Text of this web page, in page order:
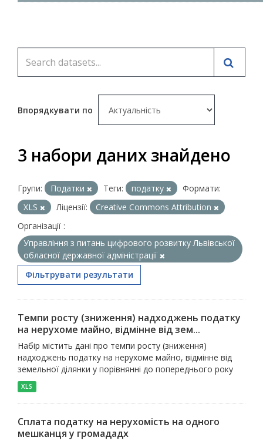
Впорядкувати по
3 набори даних знайдено
Групи: Податки Теги: податку
Формати:
XLS
Ліцензії:
Creative Commons Attribution
Організації :
Управління з питань цифрового розвитку Львівської
обласної державної адміністрації
Фільтрувати результати
Темпи росту (зниження) надходжень податку
на нерухоме майно, відмінне від зем...
Набір містить дані про темпи росту (зниження)
надходжень податку на нерухоме майно, відмінне від
земельної ділянки у порівнянні до попереднього року
XLS
Сплата податку на нерухомість на одного
мешканця у громададх